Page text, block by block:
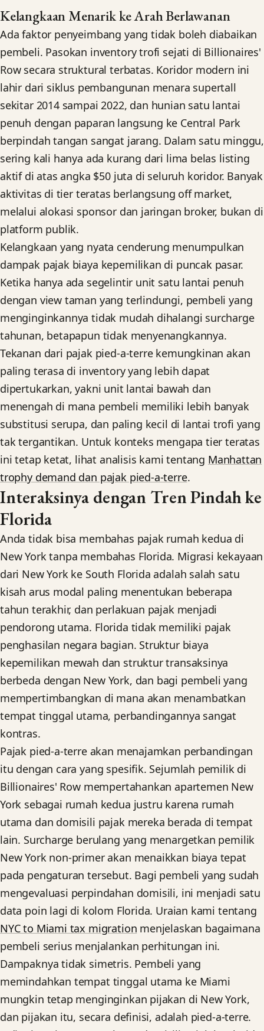
Kelangkaan Menarik ke Arah Berlawanan
Ada faktor penyeimbang yang tidak boleh diabaikan
pembeli. Pasokan inventory trofi sejati di Billionaires'
Row secara struktural terbatas. Koridor modern ini
lahir dari siklus pembangunan menara supertall
sekitar 2014 sampai 2022, dan hunian satu lantai
penuh dengan paparan langsung ke Central Park
berpindah tangan sangat jarang. Dalam satu minggu,
sering kali hanya ada kurang dari lima belas listing
aktif di atas angka $50 juta di seluruh koridor. Banyak
aktivitas di tier teratas berlangsung off market,
melalui alokasi sponsor dan jaringan broker, bukan di
platform publik.
Kelangkaan yang nyata cenderung menumpulkan
dampak pajak biaya kepemilikan di puncak pasar.
Ketika hanya ada segelintir unit satu lantai penuh
dengan view taman yang terlindungi, pembeli yang
menginginkannya tidak mudah dihalangi surcharge
tahunan, betapapun tidak menyenangkannya.
Tekanan dari pajak pied-a-terre kemungkinan akan
paling terasa di inventory yang lebih dapat
dipertukarkan, yakni unit lantai bawah dan
menengah di mana pembeli memiliki lebih banyak
substitusi serupa, dan paling kecil di lantai trofi yang
tak tergantikan. Untuk konteks mengapa tier teratas
ini tetap ketat, lihat analisis kami tentang Manhattan
trophy demand dan pajak pied-a-terre.
Interaksinya dengan Tren Pindah ke
Florida
Anda tidak bisa membahas pajak rumah kedua di
New York tanpa membahas Florida. Migrasi kekayaan
dari New York ke South Florida adalah salah satu
kisah arus modal paling menentukan beberapa
tahun terakhir, dan perlakuan pajak menjadi
pendorong utama. Florida tidak memiliki pajak
penghasilan negara bagian. Struktur biaya
kepemilikan mewah dan struktur transaksinya
berbeda dengan New York, dan bagi pembeli yang
mempertimbangkan di mana akan menambatkan
tempat tinggal utama, perbandingannya sangat
kontras.
Pajak pied-a-terre akan menajamkan perbandingan
itu dengan cara yang spesifik. Sejumlah pemilik di
Billionaires' Row mempertahankan apartemen New
York sebagai rumah kedua justru karena rumah
utama dan domisili pajak mereka berada di tempat
lain. Surcharge berulang yang menargetkan pemilik
New York non-primer akan menaikkan biaya tepat
pada pengaturan tersebut. Bagi pembeli yang sudah
mengevaluasi perpindahan domisili, ini menjadi satu
data poin lagi di kolom Florida. Uraian kami tentang
NYC to Miami tax migration menjelaskan bagaimana
pembeli serius menjalankan perhitungan ini.
Dampaknya tidak simetris. Pembeli yang
memindahkan tempat tinggal utama ke Miami
mungkin tetap menginginkan pijakan di New York,
dan pijakan itu, secara definisi, adalah pied-a-terre.